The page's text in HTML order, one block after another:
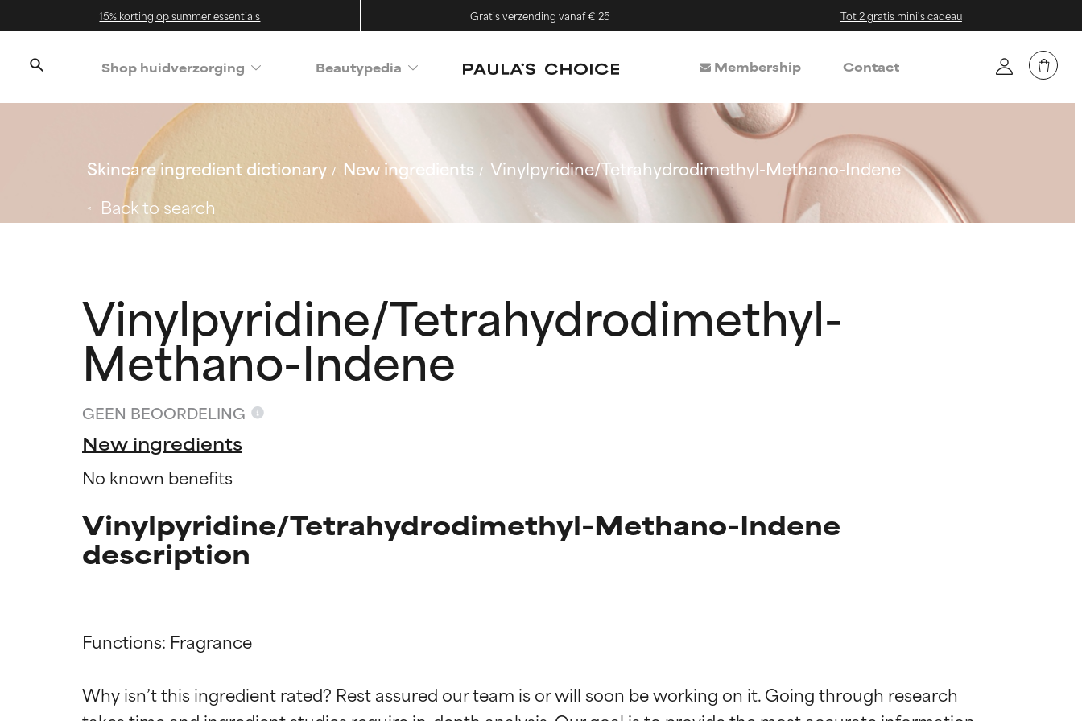
15% korting op summer essentials Gratis verzending vanaf € 25 Tot 2 gratis mini's cadeau
Shop huidverzorging Beautypedia Membership Contact
Skincare ingredient dictionary New ingredients
Vinylpyridine/Tetrahydrodimethyl-Methano-Indene
Back to search
Vinylpyridine/Tetrahydrodimethyl-
Methano-Indene
GEEN BEOORDELING
New ingredients
No known benefits
Vinylpyridine/Tetrahydrodimethyl-Methano-Indene
description
Functions: Fragrance
Why isn’t this ingredient rated? Rest assured our team is or will soon be working on it. Going through research